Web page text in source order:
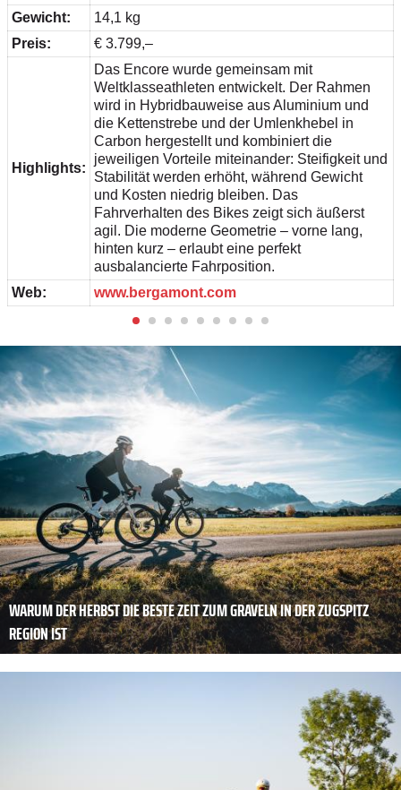
Gewicht:
14,1 kg
Preis:
€ 3.799,–
Highlights:
Das Encore wurde gemeinsam mit
Weltklasseathleten entwickelt. Der Rahmen
wird in Hybridbauweise aus Aluminium und
die Kettenstrebe und der Umlenkhebel in
Carbon hergestellt und kombiniert die
jeweiligen Vorteile miteinander: Steifigkeit und
Stabilität werden erhöht, während Gewicht
und Kosten niedrig bleiben. Das
Fahrverhalten des Bikes zeigt sich äußerst
agil. Die moderne Geometrie – vorne lang,
hinten kurz – erlaubt eine perfekt
ausbalancierte Fahrposition.
Web:
www.bergamont.com
WARUM DER HERBST DIE BESTE ZEIT ZUM GRAVELN IN DER ZUGSPITZ
REGION IST